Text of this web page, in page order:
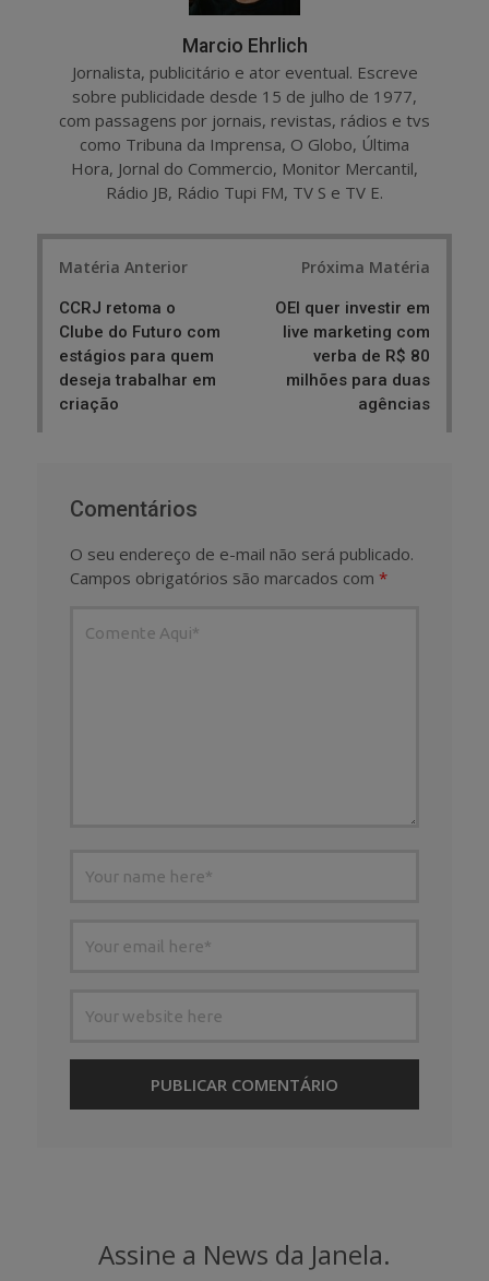
Marcio Ehrlich
Jornalista, publicitário e ator eventual. Escreve
sobre publicidade desde 15 de julho de 1977,
com passagens por jornais, revistas, rádios e tvs
como Tribuna da Imprensa, O Globo, Última
Hora, Jornal do Commercio, Monitor Mercantil,
Rádio JB, Rádio Tupi FM, TV S e TV E.
Matéria Anterior
CCRJ retoma o
Clube do Futuro com
estágios para quem
deseja trabalhar em
criação
Próxima Matéria
OEI quer investir em
live marketing com
verba de R$ 80
milhões para duas
agências
Comentários
O seu endereço de e-mail não será publicado.
Campos obrigatórios são marcados com *
Assine a News da Janela.